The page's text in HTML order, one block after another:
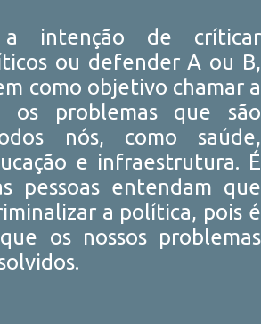
intenção de críticar
ou defender A ou B,
como objetivo chamar a
os problemas que são
nós, como saúde,
e infraestrutura. É
pessoas entendam que
a política, pois é
os nossos problemas